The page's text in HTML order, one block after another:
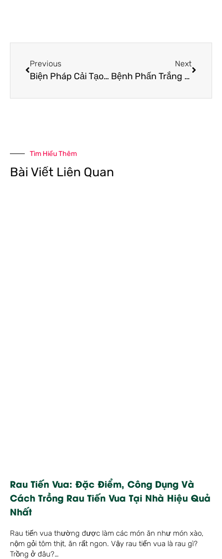
Previous
Biện Pháp Cải Tạo Đất Đơn Giản – Đất Tốt Cây Phát Triển
Next
Bệnh Phấn Trắng – Hướng Dẫn Cách Nhận Biết Và Cách Phòng Trừ
Tìm Hiểu Thêm
Bài Viết Liên Quan
Rau Tiến Vua: Đặc Điểm, Công Dụng Và
Cách Trồng Rau Tiến Vua Tại Nhà Hiệu Quả
Nhất
Rau tiến vua thường được làm các món ăn như món xào,
nộm gỏi tôm thịt, ăn rất ngon. Vậy rau tiến vua là rau gì?
Trồng ở đâu?…